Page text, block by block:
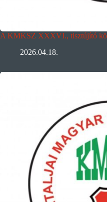
A KMKSZ XXXVI., tisztújító
2026.04.18.